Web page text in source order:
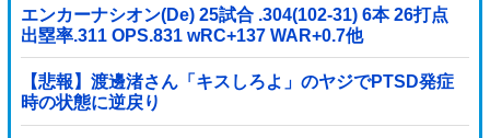
エンカーナシオン(De) 25試合 .304(102-31) 6本 26打点
出塁率.311 OPS.831 wRC+137 WAR+0.7他
【悲報】渡邊渚さん「キスしろよ」のヤジでPTSD発症
時の状態に逆戻り